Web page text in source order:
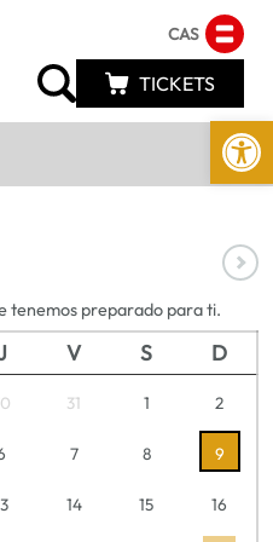
Abrir
CAS
TICKETS
tenemos preparado para ti.
V S D
31 1 2
7 8 9
14 15 16